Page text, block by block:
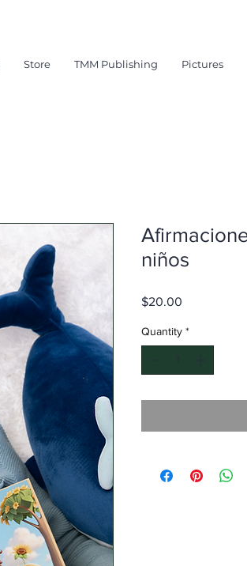
Store TMM Publishing Pictures
niños
$20.00
Quantity *